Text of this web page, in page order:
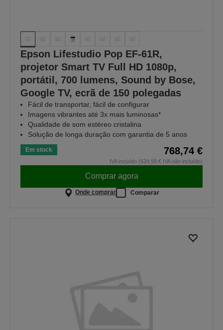
Epson Lifestudio Pop EF-61R,
projetor Smart TV Full HD 1080p,
portátil, 700 lumens, Sound by Bose,
Google TV, ecrã de 150 polegadas
Fácil de transportar, fácil de configurar
Imagens vibrantes até 3x mais luminosas*
Qualidade de som estéreo cristalina
Solução de longa duração com garantia de 5 anos
Em stock 768,74 €
IVA incluído (624,99 € IVA não incluído)
Comprar agora
Onde comprar Comparar